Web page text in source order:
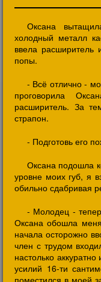
Оксана
холодный металл
ввела расширитель
попы.
- Всё отлично -
проговорила
расширитель. За
страпон.
- Подготовь его
Оксана подошла
уровне моих губ, я
обильно сдабривая
- Молодец -
Оксана обошла
начала осторожно
член с трудом
настолько
усилий 16-ти
поместился в моей